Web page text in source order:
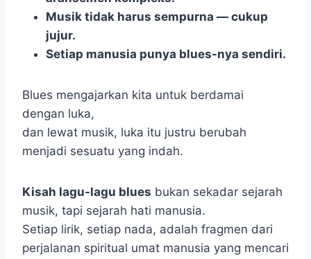
Musik tidak harus sempurna — cukup
jujur.
Setiap manusia punya blues-nya sendiri.
Blues mengajarkan kita untuk berdamai
dengan luka,
dan lewat musik, luka itu justru berubah
menjadi sesuatu yang indah.
Kisah lagu-lagu blues bukan sekadar sejarah
musik, tapi sejarah hati manusia.
Setiap lirik, setiap nada, adalah fragmen dari
perjalanan spiritual umat manusia yang mencari